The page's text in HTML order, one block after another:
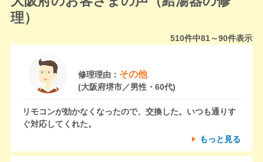
理）
510件中81～90件表示
修理理由： その他
(大阪府堺市／男性・60代)
リモコンが効かなくなったので、交換した。いつも通りす
ぐ対応してくれた。
もっと見る